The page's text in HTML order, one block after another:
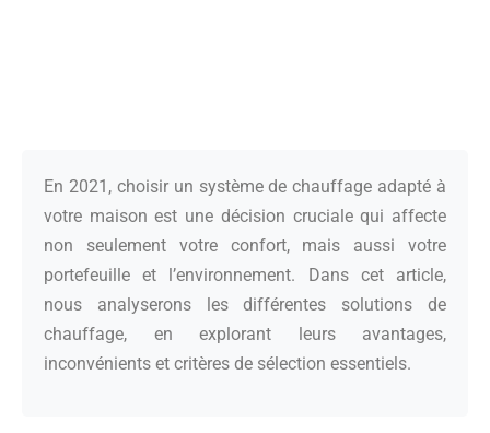
En 2021, choisir un système de chauffage adapté à
votre maison est une décision cruciale qui affecte
non seulement votre confort, mais aussi votre
portefeuille et l’environnement. Dans cet article,
nous analyserons les différentes solutions de
chauffage, en explorant leurs avantages,
inconvénients et critères de sélection essentiels.